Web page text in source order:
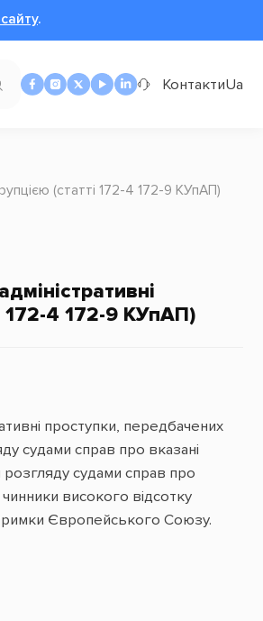
.
КонтактиUa
(статті 172-4 172-9 КУпАП)
172-4 172-9 КУпАП)
проступки, передбачених
судами справ про вказані
розгляду судами справ про
високого відсотку
Європейського Союзу.